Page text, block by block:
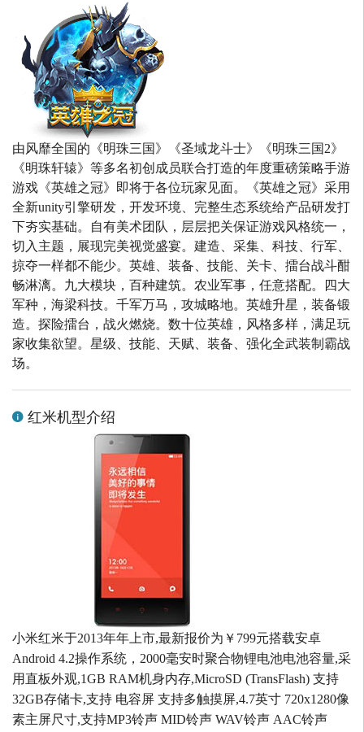
由风靡全国的《明珠三国》《圣域龙斗士》《明珠三国2》
《明珠轩辕》等多名初创成员联合打造的年度重磅策略手游
游戏《英雄之冠》即将于各位玩家见面。《英雄之冠》采用
全新unity引擎研发，开发环境、完整生态系统给产品研发打
下夯实基础。自有美术团队，层层把关保证游戏风格统一，
切入主题，展现完美视觉盛宴。建造、采集、科技、行军、
掠夺一样都不能少。英雄、装备、技能、关卡、擂台战斗酣
畅淋漓。九大模块，百种建筑。农业军事，任意搭配。四大
军种，海梁科技。千军万马，攻城略地。英雄升星，装备锻
造。探险擂台，战火燃烧。数十位英雄，风格多样，满足玩
家收集欲望。星级、技能、天赋、装备、强化全武装制霸战
场。
红米机型介绍
小米红米于2013年年上市,最新报价为￥799元搭载安卓
Android 4.2操作系统，2000毫安时聚合物锂电池电池容量,采
用直板外观,1GB RAM机身内存,MicroSD (TransFlash) 支持
32GB存储卡,支持 电容屏 支持多触摸屏,4.7英寸 720x1280像
素主屏尺寸,支持MP3铃声 MID铃声 WAV铃声 AAC铃声